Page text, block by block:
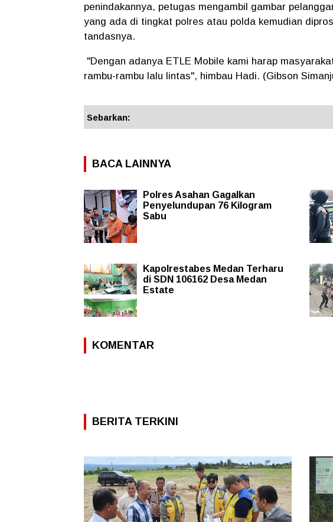
penindakannya, petugas mengambil gambar
yang ada di tingkat polres atau polda kemudian
tandasnya.
"Dengan adanya ETLE Mobile kami harap
rambu-rambu lalu lintas", himbau Hadi. (Gibson
Sebarkan:
BACA LAINNYA
Polres Asahan Gagalkan
Penyelundupan 76 Kilogram
Sabu
Kapolrestabes Medan Terharu
di SDN 106162 Desa Medan
Estate
KOMENTAR
BERITA TERKINI